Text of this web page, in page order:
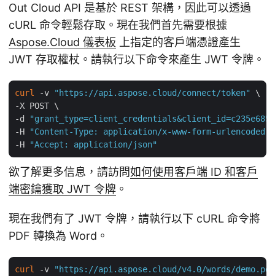
Out Cloud API 是基於 REST 架構，因此可以透過
cURL 命令輕鬆存取。現在我們首先需要根據
Aspose.Cloud 儀表板 上指定的客戶端憑證產生
JWT 存取權杖。請執行以下命令來產生 JWT 令牌。
curl -v "https://api.aspose.cloud/connect/token"
\
-X POST \
-d
"grant_type=client_credentials&client_id=c235e685-
-H
"Content-Type: application/x-www-form-urlencoded"
-H
"Accept: application/json"
欲了解更多信息，請訪問如何使用客戶端 ID 和客戶
端密鑰獲取 JWT 令牌 。
現在我們有了 JWT 令牌，請執行以下 cURL 命令將
PDF 轉換為 Word。
curl -v
"https://api.aspose.cloud/v4.0/words/